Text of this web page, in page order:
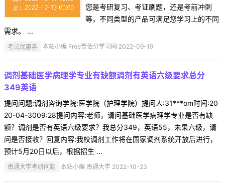
您是考研复习、考证刷题，还是考前冲刺
等，不同类型的产品可满足您学习上的不同
需求。 ...
考试优惠券 本站小编 Free壹佰分学习网 2022-09-19
调剂基础医学病理学专业有缺额调剂有英语六级要求总分
349英语
提问问题:调剂咨询学院:医学院（护理学院）提问人:31***om时间:20
20-04-3009:28提问内容:老师，请问基础医学病理学专业是否有缺
额？调剂是否有英语六级要求？我总分349，英语55，未果六级，请
问是否接收？回复内容:我校调剂工作将在国家调剂系统开放后进行，
预计5月20日以后，根据招生 ...
南通大学考研问题 本站小编 南通大学 2022-10-23